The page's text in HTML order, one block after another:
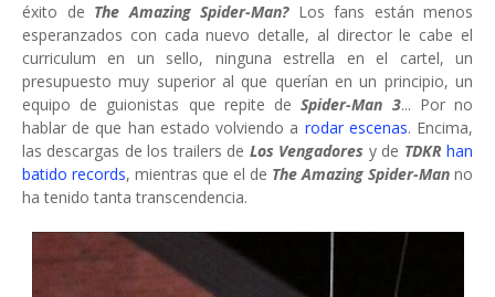
éxito de The Amazing Spider-Man? Los fans están menos
esperanzados con cada nuevo detalle, al director le cabe el
curriculum en un sello, ninguna estrella en el cartel, un
presupuesto muy superior al que querían en un principio, un
equipo de guionistas que repite deSpider-Man 3... Por no
hablar de que han estado volviendo a rodar escenas. Encima,
las descargas de los trailers de Los Vengadores y de TDKRhan
batido records, mientras que el de The Amazing Spider-Man no
ha tenido tanta transcendencia.